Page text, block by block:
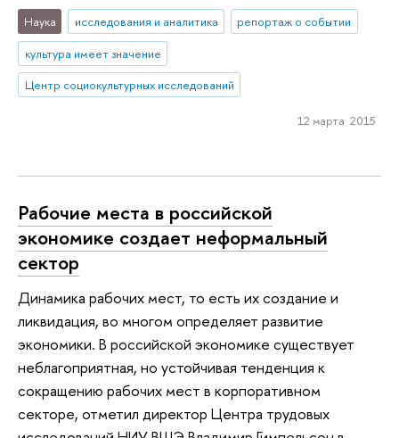
Наука исследования и аналитика
репортаж о событии
культура имеет значение
Центр социокультурных исследований
12 марта 2015
Рабочие места в российской
экономике создает неформальный
сектор
Динамика рабочих мест, то есть их создание и
ликвидация, во многом определяет развитие
экономики. В российской экономике существует
неблагоприятная, но устойчивая тенденция к
сокращению рабочих мест в корпоративном
секторе, отметил директор Центра трудовых